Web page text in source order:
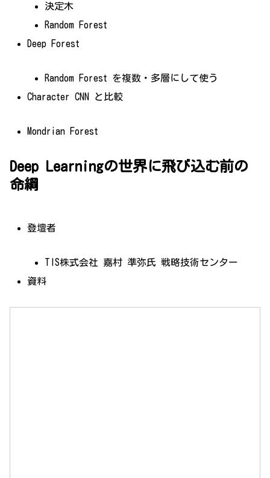
決定木
Random Forest
Deep Forest
Random Forest を複数・多層にして使う
Character CNN と比較
Mondrian Forest
Deep Learningの世界に飛び込む前の
命綱
登壇者
TIS株式会社 嘉村 準弥氏 戦略技術センター
資料